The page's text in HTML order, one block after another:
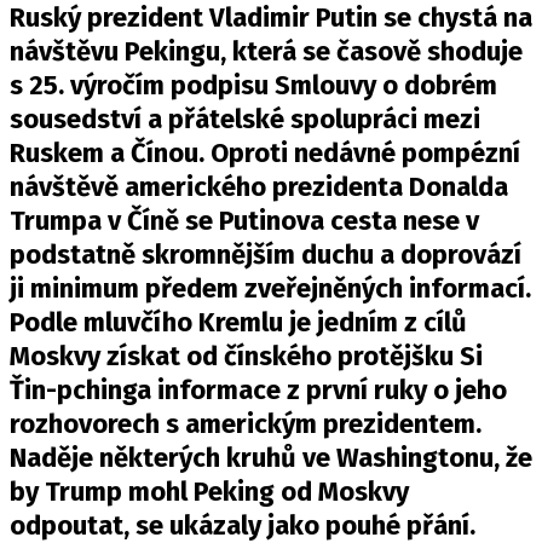
Ruský prezident Vladimir Putin se chystá na
návštěvu Pekingu, která se časově shoduje
s 25. výročím podpisu Smlouvy o dobrém
sousedství a přátelské spolupráci mezi
Ruskem a Čínou. Oproti nedávné pompézní
návštěvě amerického prezidenta Donalda
Trumpa v Číně se Putinova cesta nese v
podstatně skromnějším duchu a doprovází
ji minimum předem zveřejněných informací.
Podle mluvčího Kremlu je jedním z cílů
Moskvy získat od čínského protějšku Si
Ťin-pchinga informace z první ruky o jeho
rozhovorech s americkým prezidentem.
Naděje některých kruhů ve Washingtonu, že
by Trump mohl Peking od Moskvy
odpoutat, se ukázaly jako pouhé přání.